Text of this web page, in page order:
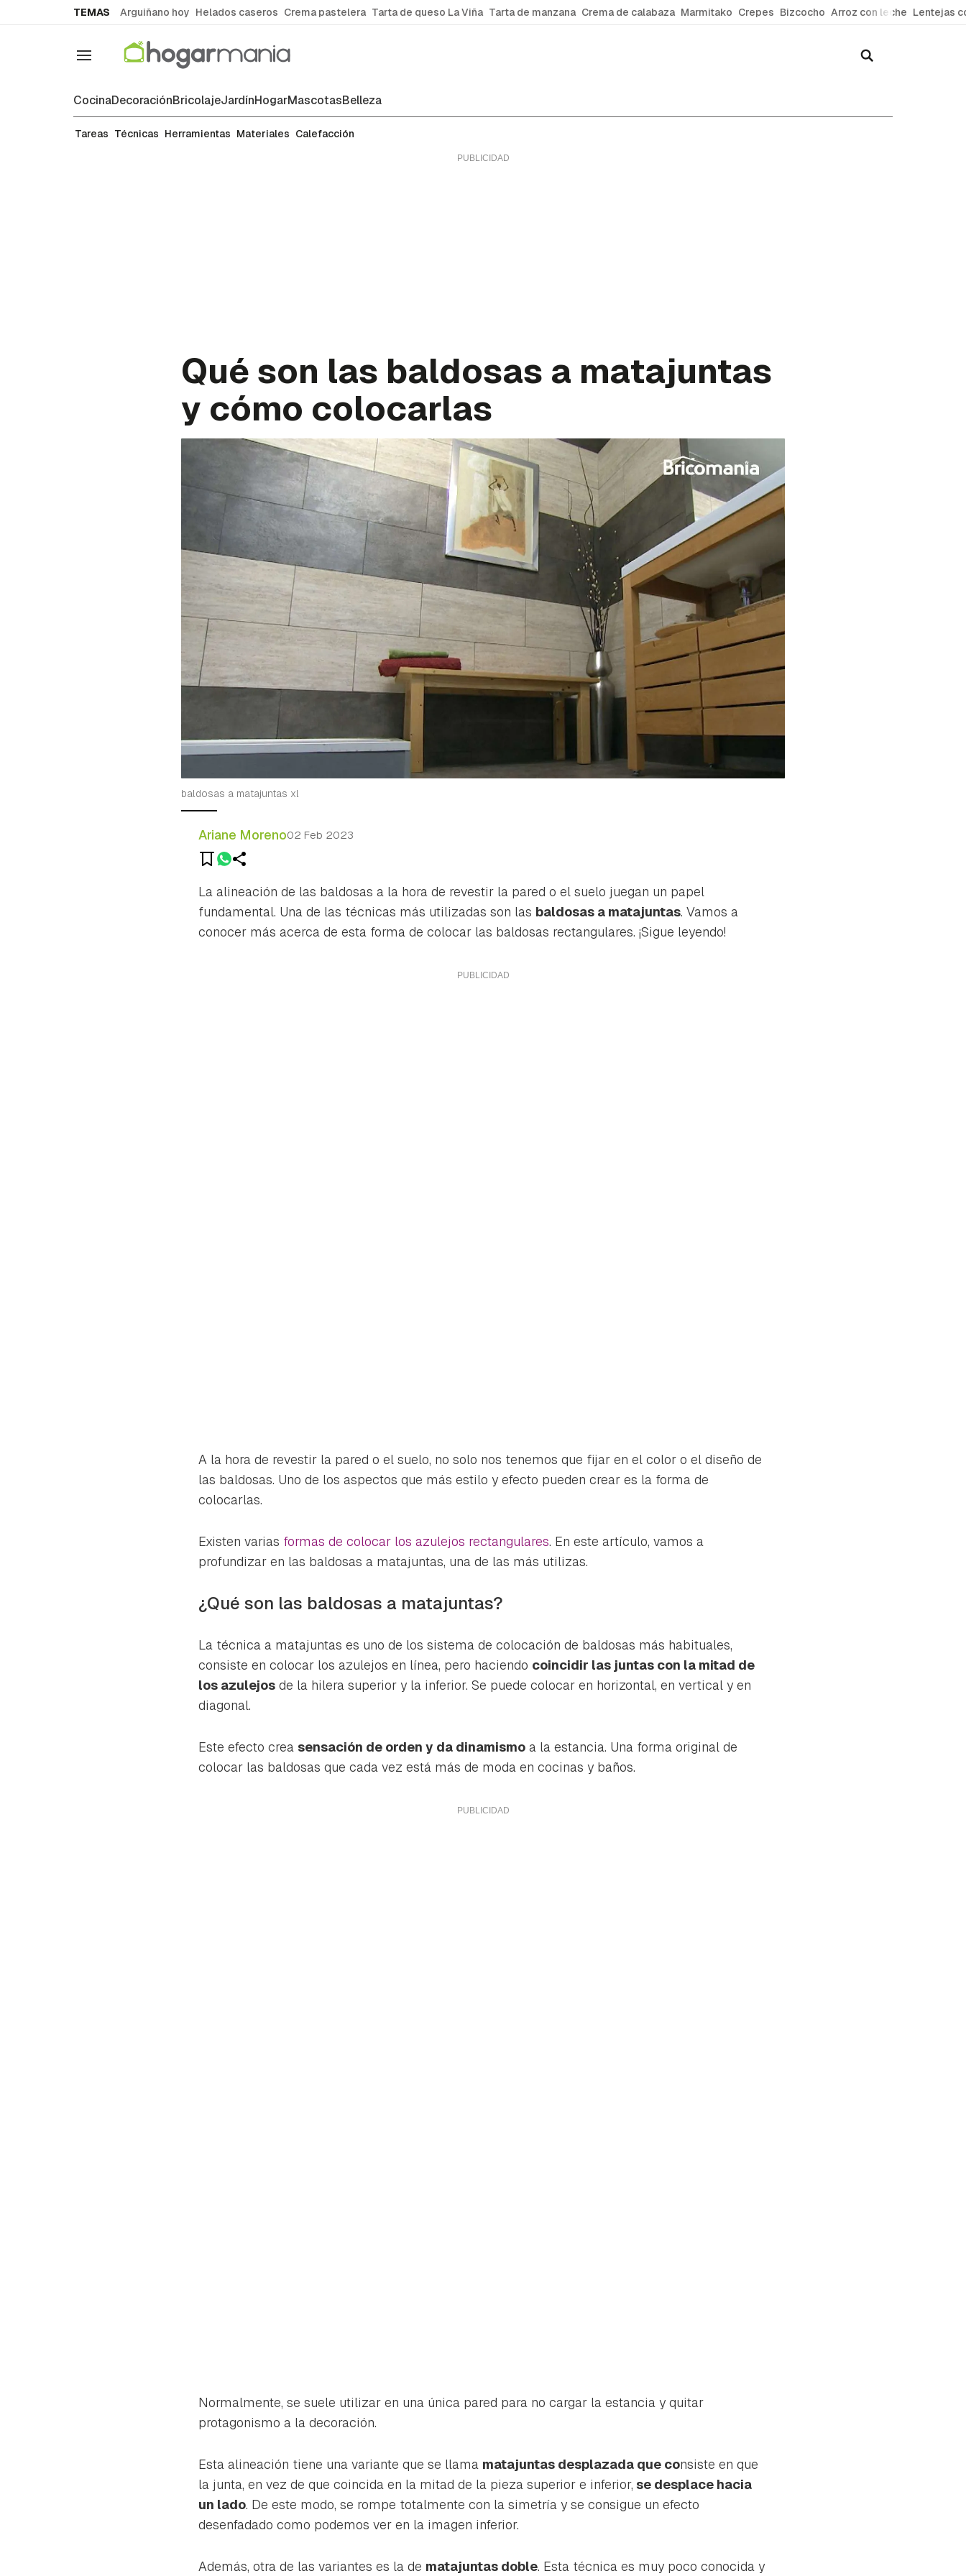
TEMAS Arguiñano hoy Helados caseros Crema pastelera Tarta de queso La Viña Tarta de manzana Crema de calabaza Marmitako Crepes Bizcocho Arroz con leche Lentejas
Navegación
CocinaDecoraciónBricolajeJardínHogarMascotasBelleza
Técnicas de bricolaje
Tareas Técnicas Herramientas Materiales Calefacción
Qué son las baldosas a matajuntas
y cómo colocarlas
baldosas a matajuntas xl
Ariane Moreno02 Feb 2023
Guardar como favorito
Para poder guardar como favorito, primero has de iniciar sesión con tu
INICIAR SESIÓN CANCELAR
La alineación de las baldosas a la hora de revestir la pared o el suelo juegan un papel
fundamental. Una de las técnicas más utilizadas son las baldosas a matajuntas. Vamos a
conocer más acerca de esta forma de colocar las baldosas rectangulares. ¡Sigue leyendo!
A la hora de revestir la pared o el suelo, no solo nos tenemos que fijar en el color o el diseño de
las baldosas. Uno de los aspectos que más estilo y efecto pueden crear es la forma de
colocarlas.
Existen varias formas de colocar los azulejos rectangulares. En este artículo, vamos a
profundizar en las baldosas a matajuntas, una de las más utilizas.
¿Qué son las baldosas a matajuntas?
La técnica a matajuntas es uno de los sistema de colocación de baldosas más habituales,
consiste en colocar los azulejos en línea, pero haciendo coincidir las juntas con la mitad de
los azulejos de la hilera superior y la inferior. Se puede colocar en horizontal, en vertical y en
diagonal.
Este efecto crea sensación de orden y da dinamismo a la estancia. Una forma original de
colocar las baldosas que cada vez está más de moda en cocinas y baños.
Normalmente, se suele utilizar en una única pared para no cargar la estancia y quitar
protagonismo a la decoración.
Esta alineación tiene una variante que se llama matajuntas desplazada que consiste en que
la junta, en vez de que coincida en la mitad de la pieza superior e inferior, se desplace hacia
un lado. De este modo, se rompe totalmente con la simetría y se consigue un efecto
desenfadado como podemos ver en la imagen inferior.
Además, otra de las variantes es la de matajuntas doble. Esta técnica es muy poco conocida y
Contenido enviado
Gracias por suscribirte a nuestro boletín.
ACEPTAR